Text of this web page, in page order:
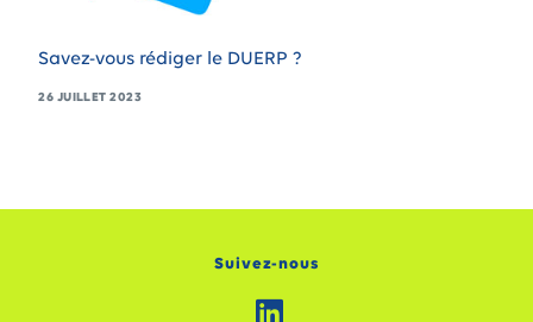
Savez-vous rédiger le DUERP ?
26 JUILLET 2023
Suivez-nous